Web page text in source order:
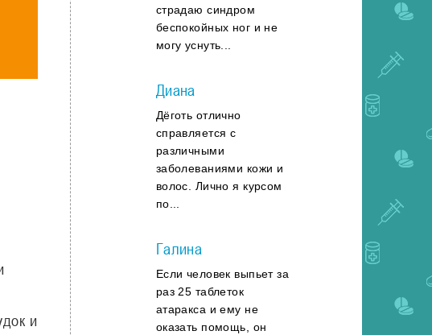
и
страдаю синдром
беспокойных ног и не
могу уснуть...
Диана
Дёготь отлично
справляется с
различными
заболеваниями кожи и
волос. Лично я курсом
по...
Галина
Если человек выпьет за
раз 25 таблеток
атаракса и ему не
оказать помощь, он